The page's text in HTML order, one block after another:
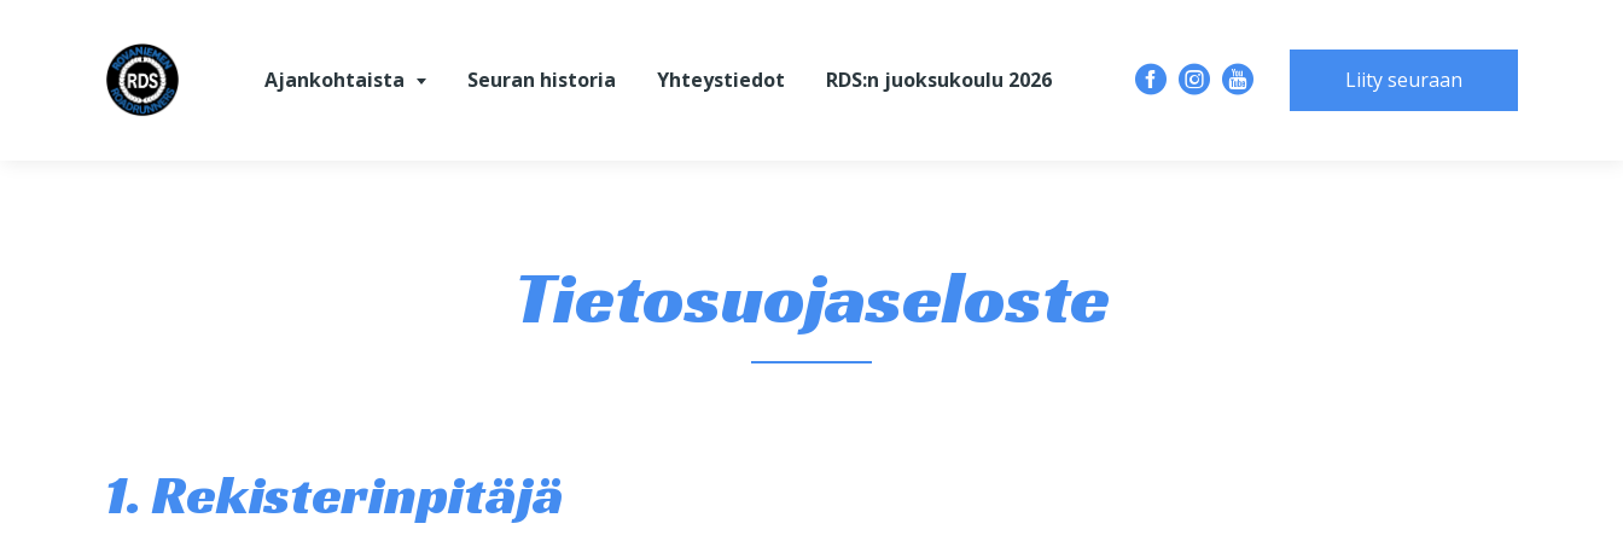
Ajankohtaista Seuran historia Yhteystiedot RDS:n juoksukoulu 2026 Liity seuraan
Tietosuojaseloste
1. Rekisterinpitäjä